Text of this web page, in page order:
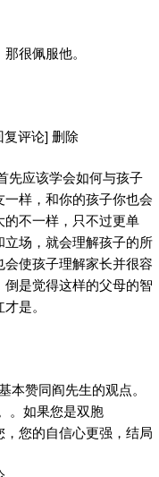
很佩服他。
复评论] 删除
先应该学会如何与孩子
样，和你的孩子你也会
不一样，只不过更单
场，就会理解孩子的所
使孩子理解家长并很容
是觉得这样的父母的智
是。
本赞同阎先生的观点。
。如果您是双胞
您的自信心更强，结局